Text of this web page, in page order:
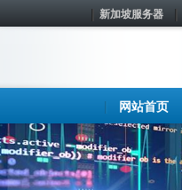
新加坡服务器
网站首页